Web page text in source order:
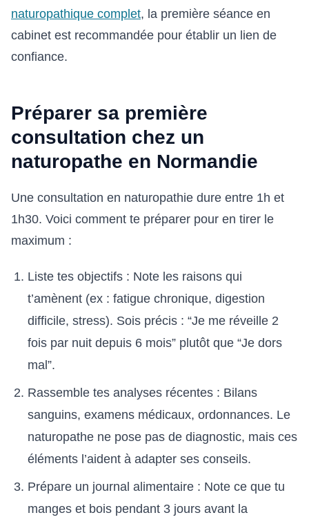
naturopathique complet, la première séance en
cabinet est recommandée pour établir un lien de
confiance.
Préparer sa première
consultation chez un
naturopathe en Normandie
Une consultation en naturopathie dure entre 1h et
1h30. Voici comment te préparer pour en tirer le
maximum :
Liste tes objectifs : Note les raisons qui
t’amènent (ex : fatigue chronique, digestion
difficile, stress). Sois précis : “Je me réveille 2
fois par nuit depuis 6 mois” plutôt que “Je dors
mal”.
Rassemble tes analyses récentes : Bilans
sanguins, examens médicaux, ordonnances. Le
naturopathe ne pose pas de diagnostic, mais ces
éléments l’aident à adapter ses conseils.
Prépare un journal alimentaire : Note ce que tu
manges et bois pendant 3 jours avant la